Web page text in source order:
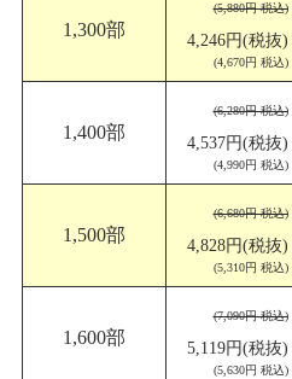
1,300部
(5,880円 税込)
4,246円(税抜)
(4,670円 税込)
1,400部
(6,280円 税込)
4,537円(税抜)
(4,990円 税込)
1,500部
(6,680円 税込)
4,828円(税抜)
(5,310円 税込)
1,600部
(7,090円 税込)
5,119円(税抜)
(5,630円 税込)